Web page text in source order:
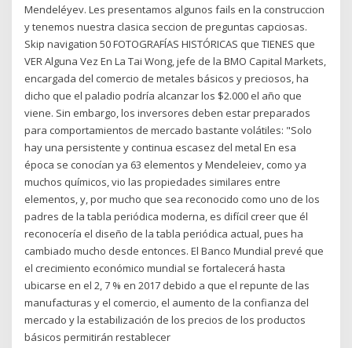
Mendeléyev. Les presentamos algunos fails en la construccion
y tenemos nuestra clasica seccion de preguntas capciosas.
Skip navigation 50 FOTOGRAFÍAS HISTÓRICAS que TIENES que
VER Alguna Vez En La Tai Wong, jefe de la BMO Capital Markets,
encargada del comercio de metales básicos y preciosos, ha
dicho que el paladio podría alcanzar los $2.000 el año que
viene. Sin embargo, los inversores deben estar preparados
para comportamientos de mercado bastante volátiles: "Solo
hay una persistente y continua escasez del metal En esa
época se conocían ya 63 elementos y Mendeleiev, como ya
muchos químicos, vio las propiedades similares entre
elementos, y, por mucho que sea reconocido como uno de los
padres de la tabla periódica moderna, es difícil creer que él
reconocería el diseño de la tabla periódica actual, pues ha
cambiado mucho desde entonces. El Banco Mundial prevé que
el crecimiento económico mundial se fortalecerá hasta
ubicarse en el 2, 7 % en 2017 debido a que el repunte de las
manufacturas y el comercio, el aumento de la confianza del
mercado y la estabilización de los precios de los productos
básicos permitirán restablecer